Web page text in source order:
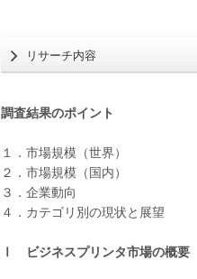
リサーチ内容
調査結果のポイント
１．市場規模（世界）
２．市場規模（国内）
３．企業動向
４．カテゴリ別の現状と展望
Ⅰ ビジネスプリンタ市場の概要